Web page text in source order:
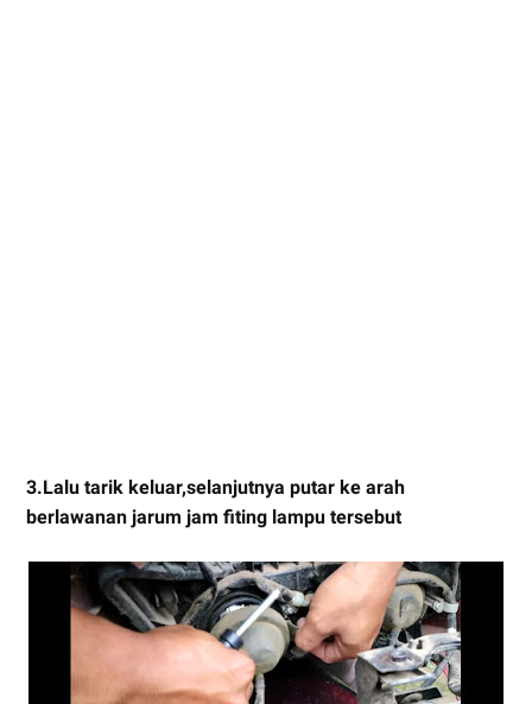
3.Lalu tarik keluar,selanjutnya putar ke arah
berlawanan jarum jam fiting lampu tersebut